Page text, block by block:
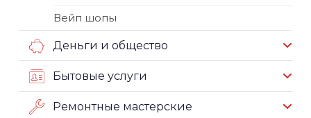
Вейп шопы
Деньги и общество
Бытовые услуги
Ремонтные мастерские